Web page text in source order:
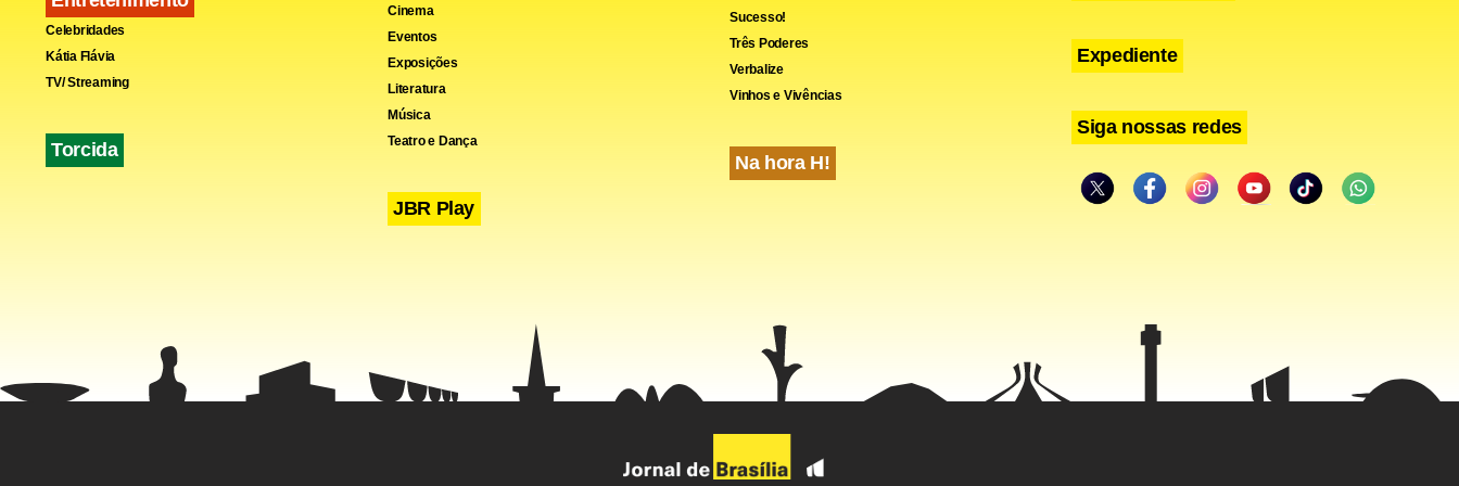
Enquanto o romance enfrenta novos obstáculos,Otoniel
AdrianaeElisaretornem ao apartamento que pertenceu a
Celebridades
Kátia Flávia
TV/ Streaming
Torcida
Cinema
Eventos
Exposições
Literatura
Música
Teatro e Dança
JBR Play
Sucesso!
Três Poderes
Verbalize
Vinhos e Vivências
Na hora H!
Expediente
Siga nossas redes